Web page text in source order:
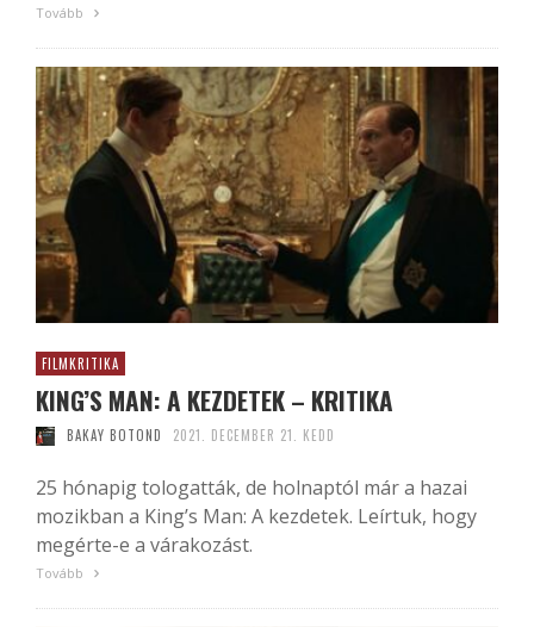
Tovább
FILMKRITIKA
KING’S MAN: A KEZDETEK – KRITIKA
BAKAY BOTOND 2021. DECEMBER 21. KEDD
25 hónapig tologatták, de holnaptól már a hazai
mozikban a King’s Man: A kezdetek. Leírtuk, hogy
megérte-e a várakozást.
Tovább